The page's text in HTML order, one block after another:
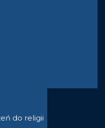
do religii